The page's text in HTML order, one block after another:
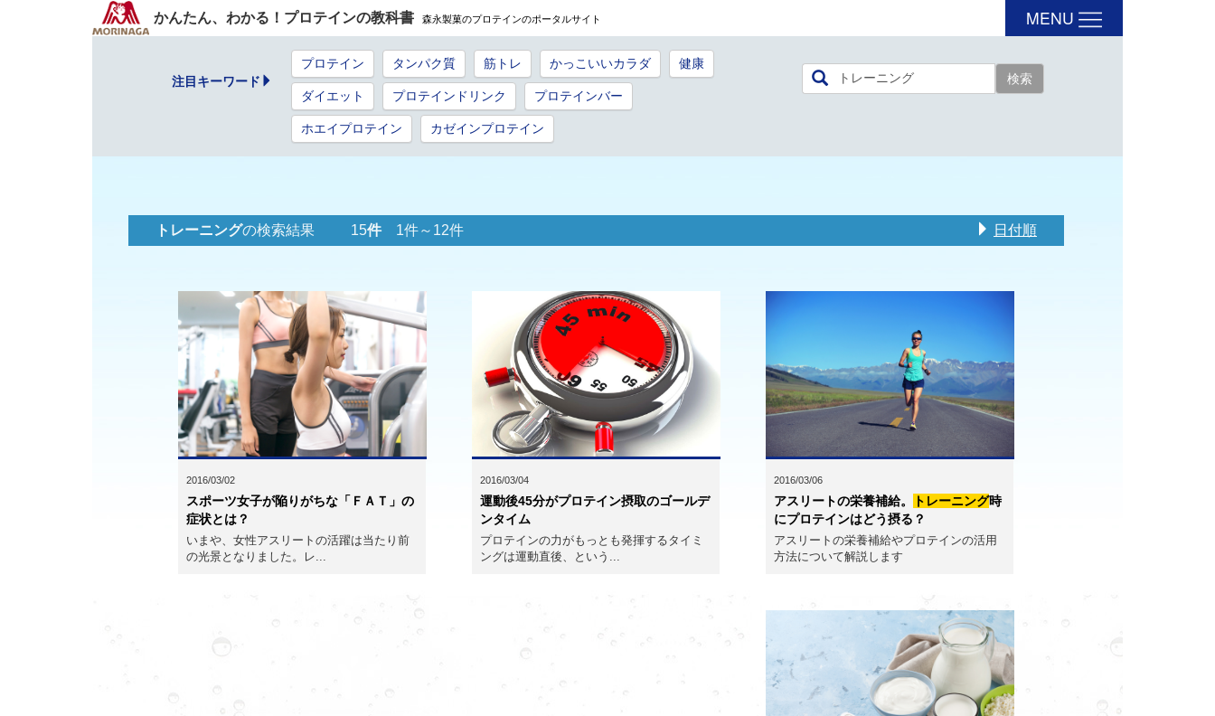
かんたん、わかる！プロテインの教科書 森永製菓のプロテインのポータルサイト MENU
注目キーワード
プロテイン タンパク質 筋トレ かっこいいカラダ 健康
ダイエット プロテインドリンク プロテインバー
ホエイプロテイン カゼインプロテイン
トレーニングの検索結果 15件1件～12件 日付順
2016/03/02
スポーツ女子が陥りがちな「ＦＡＴ」の
症状とは？
いまや、女性アスリートの活躍は当たり前
の光景となりました。レ...
2016/03/04
運動後45分がプロテイン摂取のゴールデ
ンタイム
プロテインの力がもっとも発揮するタイミ
ングは運動直後、という...
2016/03/06
アスリートの栄養補給。 トレーニング時
にプロテインはどう摂る？
アスリートの栄養補給やプロテインの活用
方法について解説します